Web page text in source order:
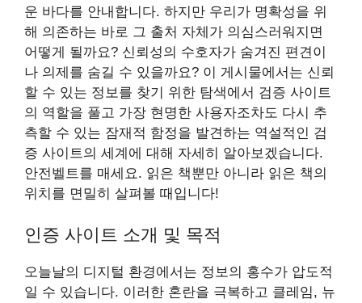
운 바다를 안내합니다. 하지만 우리가 명확성을 위
해 의존하는 바로 그 출처 자체가 의심스러워지면
어떻게 될까요? 신뢰성의 수호자가 숨겨진 편견이
나 의제를 숨길 수 있을까요? 이 게시물에서는 신뢰
할 수 있는 정보를 찾기 위한 탐색에서 검증 사이트
의 역할을 풀고 가장 현명한 사용자조차도 다시 추
측할 수 있는 잠재적 함정을 발견하는 역설적인 검
증 사이트의 세계에 대해 자세히 알아보겠습니다.
안전벨트를 매세요. 읽은 책뿐만 아니라 읽은 책의
위치를 면밀히 살펴볼 때입니다!
인증 사이트 소개 및 목적
오늘날의 디지털 환경에서는 정보의 홍수가 압도적
일 수 있습니다. 이러한 혼란을 극복하고 클레임, 뉴